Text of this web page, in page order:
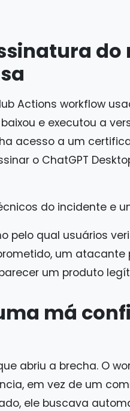
do
Actions workflow
e executou a
acesso a um
o ChatGPT
do incidente e
pelo qual usuários
um
um produto
má
abriu a brecha. O
em vez de um
ele buscava